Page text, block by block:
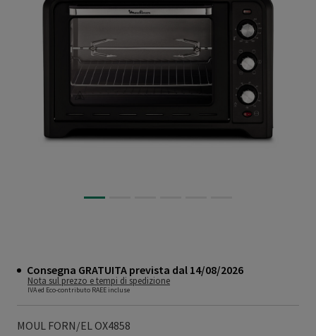
Consegna GRATUITA prevista dal 14/08/2026
Nota sul prezzo e tempi di spedizione
IVA ed Eco-contributo RAEE incluse
MOUL FORN/EL OX4858